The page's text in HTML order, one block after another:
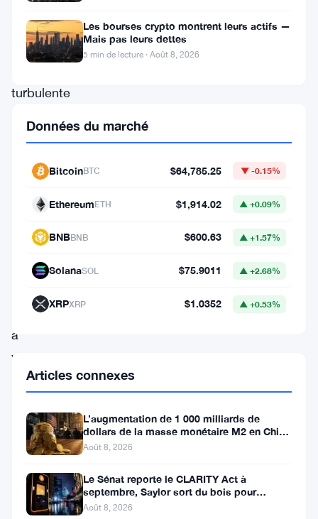
nouveau
une
turbulente
Bitcoin
BTC),
numérique
plan,
a
vu
son
chuter
seuil
Les bourses crypto montrent leurs actifs —
Mais pas leurs dettes
5 min de lecture · Août 8, 2026
Données du marché
BitcoinBTC $64,785.25 ▼ -0.15%
EthereumETH $1,914.02 ▲ +0.09%
BNBBNB $600.63 ▲ +1.57%
SolanaSOL $75.9011 ▲ +2.68%
XRPXRP $1.0352 ▲ +0.53%
Articles connexes
L’augmentation de 1 000 milliards de
dollars de la masse monétaire M2 en Chine
laisse les traders de Bitcoin
Août 8, 2026
Le Sénat reporte le CLARITY Act à
septembre, Saylor sort du bois pour
Bitcoin
Août 8, 2026